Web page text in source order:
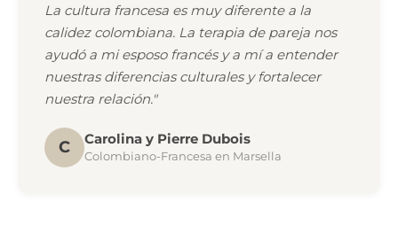
La cultura francesa es muy diferente a la
calidez colombiana. La terapia de pareja nos
ayudó a mi esposo francés y a mí a entender
nuestras diferencias culturales y fortalecer
nuestra relación."
C Carolina y Pierre Dubois
Colombiano-Francesa en Marsella